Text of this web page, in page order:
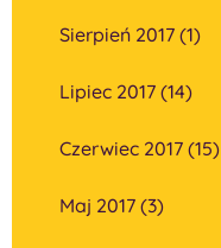
Sierpień 2017 (1)
Lipiec 2017 (14)
Czerwiec 2017 (15)
Maj 2017 (3)